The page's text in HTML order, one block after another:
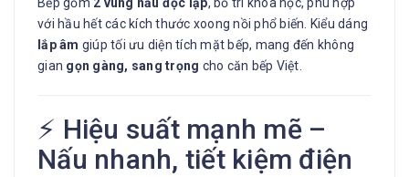
với hầu hết các kích thước xoong nồi phổ biến. Kiểu dáng
lắp âm giúp tối ưu diện tích mặt bếp, mang đến không
gian gọn gàng, sang trọng cho căn bếp Việt.
⚡ Hiệu suất mạnh mẽ –
Nấu nhanh, tiết kiệm điện